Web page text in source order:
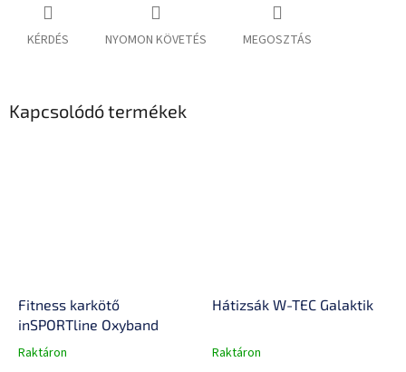
KÉRDÉS NYOMON KÖVETÉS MEGOSZTÁS
Kapcsolódó termékek
Fitness karkötő
inSPORTline Oxyband
A
Raktáron
Hátizsák W-TEC Galaktik
A
Raktáron